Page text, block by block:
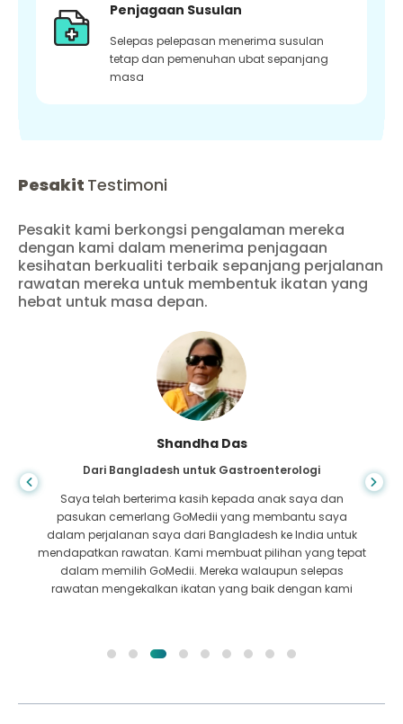
Penjagaan Susulan
Selepas pelepasan menerima susulan
tetap dan pemenuhan ubat sepanjang
masa
Pesakit Testimoni
Pesakit kami berkongsi pengalaman mereka
dengan kami dalam menerima penjagaan
kesihatan berkualiti terbaik sepanjang perjalanan
rawatan mereka untuk membentuk ikatan yang
hebat untuk masa depan.
Shandha Das
Dari Bangladesh untuk Gastroenterologi
Saya telah berterima kasih kepada anak saya dan
pasukan cemerlang GoMedii yang membantu saya
dalam perjalanan saya dari Bangladesh ke India untuk
mendapatkan rawatan. Kami membuat pilihan yang tepat
dalam memilih GoMedii. Mereka walaupun selepas
rawatan mengekalkan ikatan yang baik dengan kami